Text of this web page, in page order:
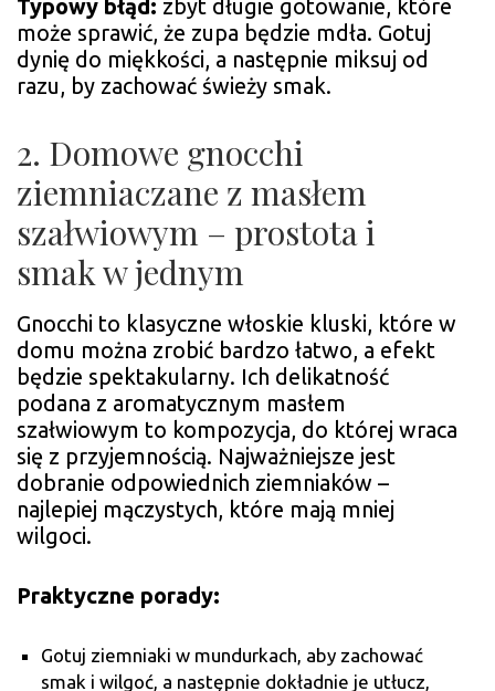
Typowy błąd: zbyt długie gotowanie, które
może sprawić, że zupa będzie mdła. Gotuj
dynię do miękkości, a następnie miksuj od
razu, by zachować świeży smak.
2. Domowe gnocchi
ziemniaczane z masłem
szałwiowym – prostota i
smak w jednym
Gnocchi to klasyczne włoskie kluski, które w
domu można zrobić bardzo łatwo, a efekt
będzie spektakularny. Ich delikatność
podana z aromatycznym masłem
szałwiowym to kompozycja, do której wraca
się z przyjemnością. Najważniejsze jest
dobranie odpowiednich ziemniaków –
najlepiej mączystych, które mają mniej
wilgoci.
Praktyczne porady:
Gotuj ziemniaki w mundurkach, aby zachować
smak i wilgoć, a następnie dokładnie je utłucz,